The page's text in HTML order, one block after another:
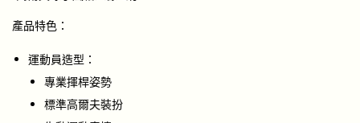
產品特色：
運動員造型：
專業揮桿姿勢
標準高爾夫裝扮